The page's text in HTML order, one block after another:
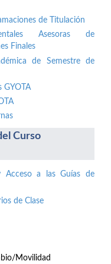
de Titulación
Asesoras de
Finales
de Semestre de
GYOTA
Curso
Acceso a las Guías de
de Clase
Movilidad